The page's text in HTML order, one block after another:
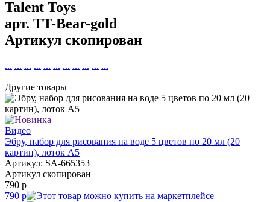
Talent Toys
арт. TT-Bear-gold
Артикул скопирован
... ... ... ... ... ... ... ... ... ... ...
Другие товары
Видео
Эбру, набор для рисования на воде 5 цветов по 20 мл (20
картин), лоток А5
Артикул: SA-665353
Артикул скопирован
790 р
790 р